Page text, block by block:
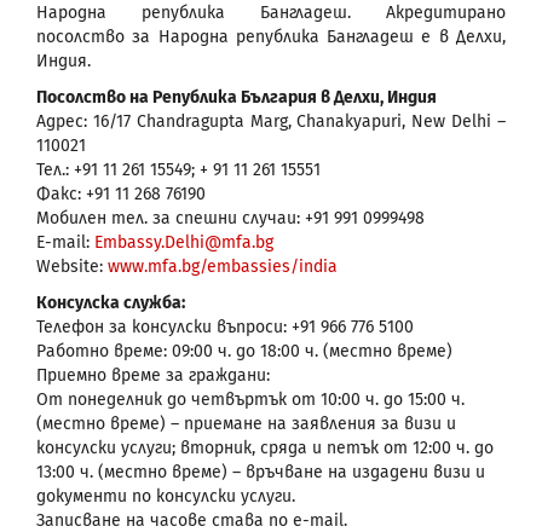
Народна република Бангладеш. Акредитирано
посолство за Народна република Бангладеш е в Делхи,
Индия.
Посолство на Република България в Делхи, Индия
Адрес: 16/17 Chandragupta Marg, Chanakyapuri, New Delhi –
110021
Тел.: +91 11 261 15549; + 91 11 261 15551
Факс: +91 11 268 76190
Мобилен тел. за спешни случаи: +91 991 0999498
E-mail: Embassy.Delhi@mfa.bg
Website: www.mfa.bg/embassies/india
Консулска служба:
Телефон за консулски въпроси: +91 966 776 5100
Работно време: 09:00 ч. до 18:00 ч. (местно време)
Приемно време за граждани:
От понеделник до четвъртък от 10:00 ч. до 15:00 ч.
(местно време) – приемане на заявления за визи и
консулски услуги; вторник, сряда и петък от 12:00 ч. до
13:00 ч. (местно време) – връчване на издадени визи и
документи по консулски услуги.
Записване на часове става по е-mail.